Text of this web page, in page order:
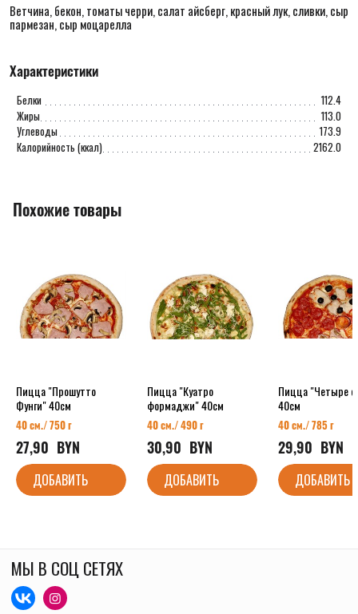
Ветчина, бекон, томаты черри, салат айсберг, красный лук, сливки, сыр
пармезан, сыр моцарелла
Характеристики
Белки
112.4
Жиры
113.0
Углеводы
173.9
Калорийность (ккал)
2162.0
Похожие товары
Пицца "Прошутто
Фунги" 40см
40 см./ 750 г
27,90
  BYN
ДОБАВИТЬ
Пицца "Куатро
формаджи" 40см
40 см./ 490 г
30,90
  BYN
ДОБАВИТЬ
Пицца "Четыре
40см
40 см./ 785 г
29,90
  BYN
ДОБАВИТЬ
МЫ В СОЦ СЕТЯХ